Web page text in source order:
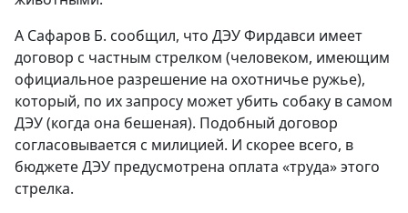
А Сафаров Б. сообщил, что ДЭУ Фирдавси имеет
договор с частным стрелком (человеком, имеющим
официальное разрешение на охотничье ружье),
который, по их запросу может убить собаку в самом
ДЭУ (когда она бешеная). Подобный договор
согласовывается с милицией. И скорее всего, в
бюджете ДЭУ предусмотрена оплата «труда» этого
стрелка.